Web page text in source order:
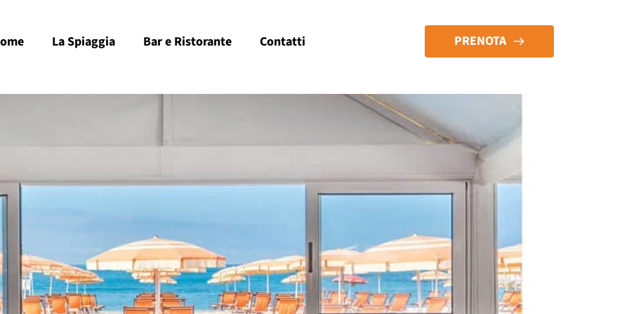
La Spiaggia Bar e Ristorante Contatti PRENOTA